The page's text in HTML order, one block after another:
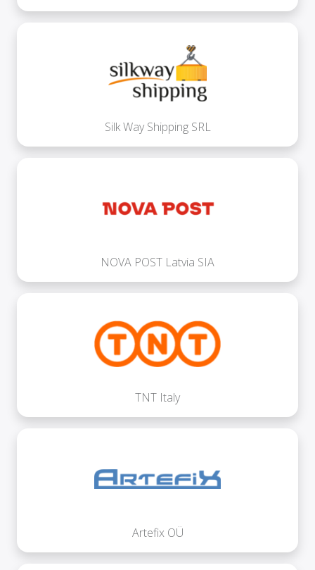
Silk Way Shipping SRL
NOVA POST Latvia SIA
TNT Italy
Artefix OÜ